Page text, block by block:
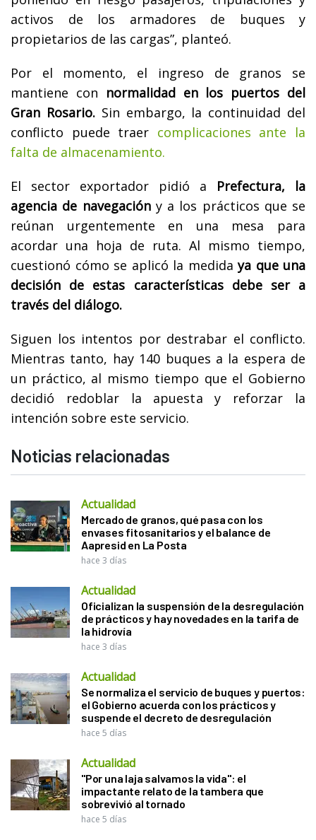
activos de los armadores de buques y
propietarios de las cargas”, planteó.
Por el momento, el ingreso de granos se
mantiene con normalidad en los puertos del
Gran Rosario.Sin embargo, la continuidad del
conflicto puede traer complicaciones ante la
falta de almacenamiento.
El sector exportador pidió a Prefectura, la
agencia de navegacióny a los prácticos que se
reúnan urgentemente en una mesa para
acordar una hoja de ruta. Al mismo tiempo,
cuestionó cómo se aplicó la medida ya que una
decisión de estas características debe ser a
través del diálogo.
Siguen los intentos por destrabar el conflicto.
Mientras tanto, hay 140 buques a la espera de
un práctico, al mismo tiempo que el Gobierno
decidió redoblar la apuesta y reforzar la
intención sobre este servicio.
Noticias relacionadas
Actualidad
Mercado de granos, qué pasa con los
envases fitosanitarios y el balance de
Aapresid en La Posta
hace 3 días
Actualidad
Oficializan la suspensión de la desregulación
de prácticos y hay novedades en la tarifa de
la hidrovía
hace 3 días
Actualidad
Se normaliza el servicio de buques y puertos:
el Gobierno acuerda con los prácticos y
suspende el decreto de desregulación
hace 5 días
Actualidad
"Por una laja salvamos la vida": el
impactante relato de la tambera que
sobrevivió al tornado
hace 5 días